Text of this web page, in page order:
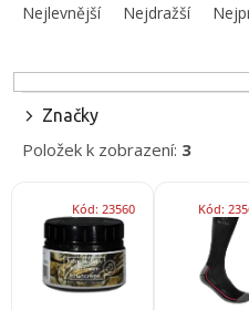
Individuální
o
Požární
sport
Nepřehlédněte
n
Nejlevnější Nejdražší
Značky
Položek k zobrazení: 3
Kód:23560 Kód: